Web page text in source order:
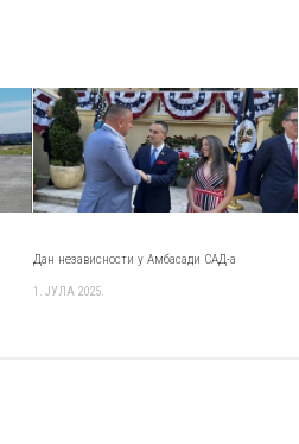
Дан независности у Амбасади САД-а
1. ЈУЛА 2025.